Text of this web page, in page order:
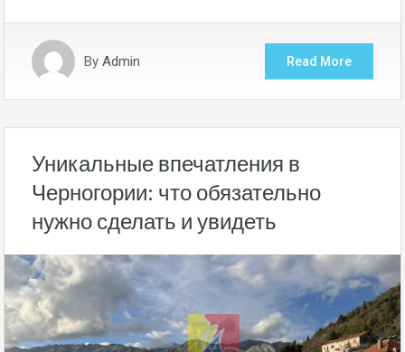
By Admin Read More
Уникальные впечатления в
Черногории: что обязательно
нужно сделать и увидеть